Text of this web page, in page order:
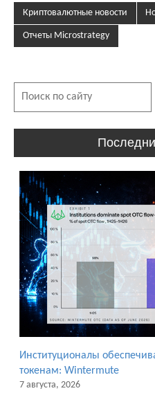
Криптовалютные новости
Отчеты Microstrategy
Институционалы
токенам: Wintermute
7 августа, 2026